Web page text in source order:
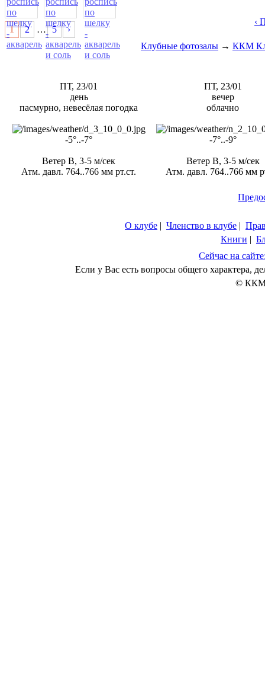
‹
Клубные фотозалы → ККМ
1 2 … 5 ›
ПТ, 23/01
день
пасмурно, невесёлая погодка
-5°..-7°
Ветер В, 3-5 м/сек
Атм. давл. 764..766 мм рт.ст.
ПТ, 23/01
вечер
облачно
-7°..-9°
Ветер В, 3-5 м/сек
Атм. давл. 764..766 мм
О клубе | Членство в клубе |
Книги |
Сейчас на
Если у Вас есть вопросы общего характера,
© ККМ